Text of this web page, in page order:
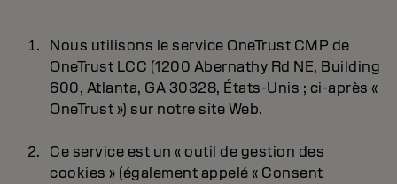
Nous utilisons le service OneTrust CMP de
OneTrust LCC (1200 Abernathy Rd NE, Building
600, Atlanta, GA 30328, États-Unis ; ci-après «
OneTrust ») sur notre site Web.
Ce service est un « outil de gestion des
cookies » (également appelé « Consent